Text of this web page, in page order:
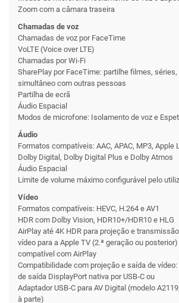
Zoom com a câmara traseira
Chamadas de voz
Chamadas de voz por FaceTime
VoLTE (Voice over LTE)
Chamadas por Wi‑Fi
SharePlay por FaceTime: partilhe filmes,
simultâneo com outras pessoas
Partilha de ecrã
Áudio Espacial
Modos de microfone: Isolamento de voz e
Áudio
Formatos compatíveis: AAC, APAC, MP3, Apple
Dolby Digital, Dolby Digital Plus e Dolby Atmos
Áudio Espacial
Limite de volume máximo configurável pelo
Vídeo
Formatos compatíveis: HEVC, H.264 e AV1
HDR com Dolby Vision, HDR10+/HDR10 e HLG
AirPlay até 4K HDR para projeção e
vídeo para a Apple TV (2.ª geração ou
compa­tível com AirPlay
Compati­bilidade com projeção e saída de vídeo:
de saída DisplayPort nativa por USB‑C ou
Adaptador USB‑C para AV Digital (modelo
à parte)